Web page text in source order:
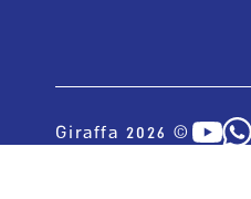
© Giraffa 2026